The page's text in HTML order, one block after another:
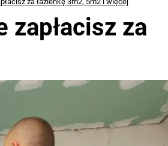
zapłacisz za